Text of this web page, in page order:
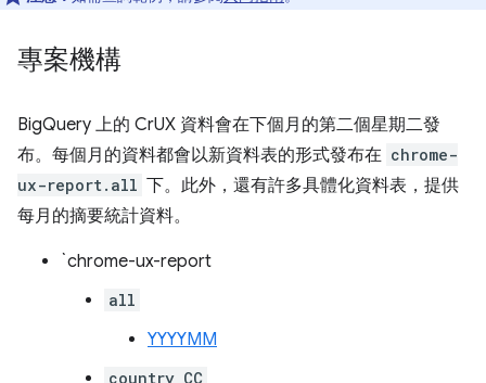
專案機構
BigQuery 上的 CrUX 資料會在下個月的第二個星期二發
布。每個月的資料都會以新資料表的形式發布在 chrome-
ux-report.all 下。此外，還有許多具體化資料表，提供
每月的摘要統計資料。
`chrome-ux-report
all
YYYYMM
country_CC